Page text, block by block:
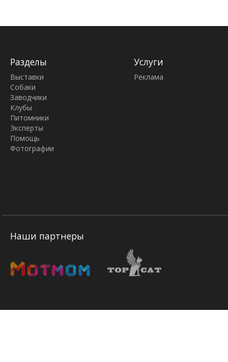
Разделы
Выставки
Собаки
Заводчики
Клубы
Питомники
Эксперты
Помощь
Фотографии
Услуги
Реклама
Наши партнеры